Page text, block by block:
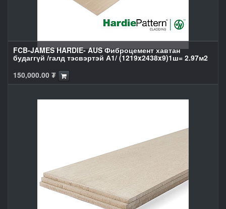
FCB-JAMES HARDIE- AUS Фиброцемент хавтан
будаггүй /галд тэсвэртэй А1/ (1219x2438x9)1ш= 2.97м2
150,000.00 ₮